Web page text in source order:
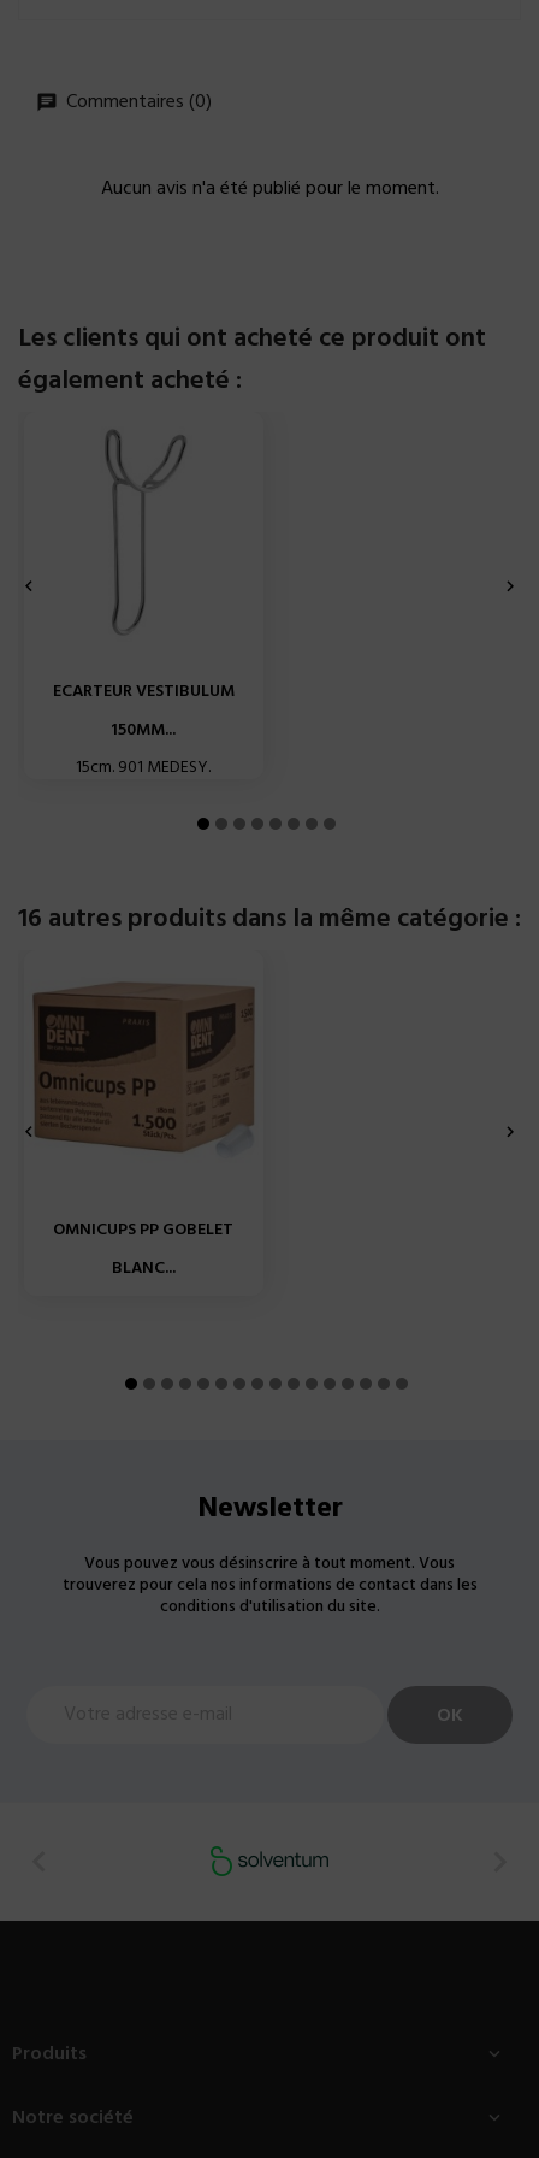
Commentaires (0)
Aucun avis n'a été publié pour le moment.
Les clients qui ont acheté ce produit ont
également acheté :
ECARTEUR VESTIBULUM
150MM...
15cm. 901 MEDESY.
 
16 autres produits dans la même catégorie :
OMNICUPS PP GOBELET
BLANC...
 
Newsletter
Vous pouvez vous désinscrire à tout moment. Vous
trouverez pour cela nos informations de contact dans les
conditions d'utilisation du site.
Produits 
Notre société 